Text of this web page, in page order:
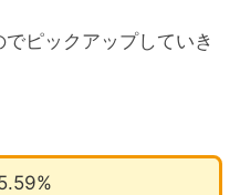
でピックアップしていき